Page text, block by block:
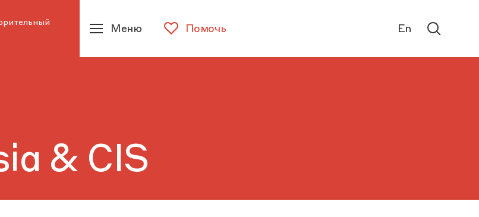
Помочь
Меню En
& CIS